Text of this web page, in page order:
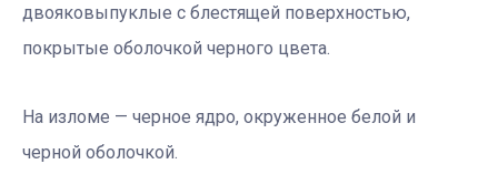
двояковыпуклые с блестящей поверхностью,
покрытые оболочкой черного цвета.
На изломе — черное ядро, окруженное белой и
черной оболочкой.